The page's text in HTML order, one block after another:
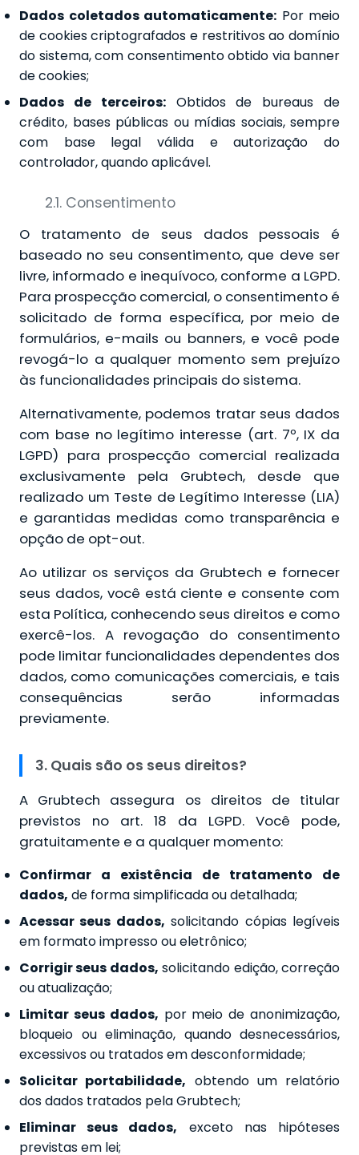
Dados coletados automaticamente: Por meio
de cookies criptografados e restritivos ao domínio
do sistema, com consentimento obtido via banner
de cookies;
Dados de terceiros:Obtidos de bureaus de
crédito, bases públicas ou mídias sociais, sempre
com base legal válida e autorização do
controlador, quando aplicável.
2.1. Consentimento
O tratamento de seus dados pessoais é
baseado no seu consentimento, que deve ser
livre, informado e inequívoco, conforme a LGPD.
Para prospecção comercial, o consentimento é
solicitado de forma específica, por meio de
formulários, e-mails ou banners, e você pode
revogá-lo a qualquer momento sem prejuízo
às funcionalidades principais do sistema.
Alternativamente, podemos tratar seus dados
com base no legítimo interesse (art. 7º, IX da
LGPD) para prospecção comercial realizada
exclusivamente pela Grubtech, desde que
realizado um Teste de Legítimo Interesse (LIA)
e garantidas medidas como transparência e
opção de opt-out.
Ao utilizar os serviços da Grubtech e fornecer
seus dados, você está ciente e consente com
esta Política, conhecendo seus direitos e como
exercê-los. A revogação do consentimento
pode limitar funcionalidades dependentes dos
dados, como comunicações comerciais, e tais
consequências serão informadas
previamente.
3. Quais são os seus direitos?
A Grubtech assegura os direitos de titular
previstos no art. 18 da LGPD. Você pode,
gratuitamente e a qualquer momento:
Confirmar a existência de tratamento de
dados, de forma simplificada ou detalhada;
Acessar seus dados, solicitando cópias legíveis
em formato impresso ou eletrônico;
Corrigir seus dados, solicitando edição, correção
ou atualização;
Limitar seus dados, por meio de anonimização,
bloqueio ou eliminação, quando desnecessários,
excessivos ou tratados em desconformidade;
Solicitar portabilidade, obtendo um relatório
dos dados tratados pela Grubtech;
Eliminar seus dados, exceto nas hipóteses
previstas em lei;